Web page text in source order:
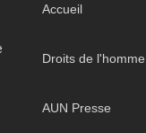
Accueil
Droits de l'homme
AUN Presse